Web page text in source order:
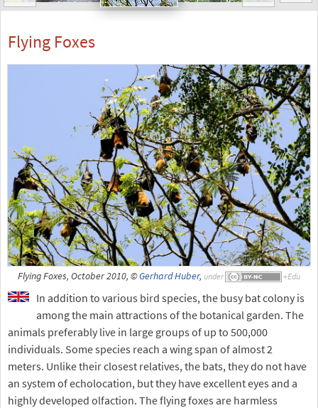
Flying Foxes
Flying Foxes, October 2010, ©Gerhard Huber, under
In addition to various bird species, the busy bat colony is
among the main attractions of the botanical garden. The
animals preferably live in large groups of up to 500,000
individuals. Some species reach a wing span of almost 2
meters. Unlike their closest relatives, the bats, they do not have
an system of echolocation, but they have excellent eyes and a
highly developed olfaction. The flying foxes are harmless